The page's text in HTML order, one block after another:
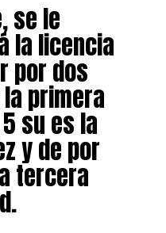
se le
la licencia
por dos
primera
su es la
y de por
tercera